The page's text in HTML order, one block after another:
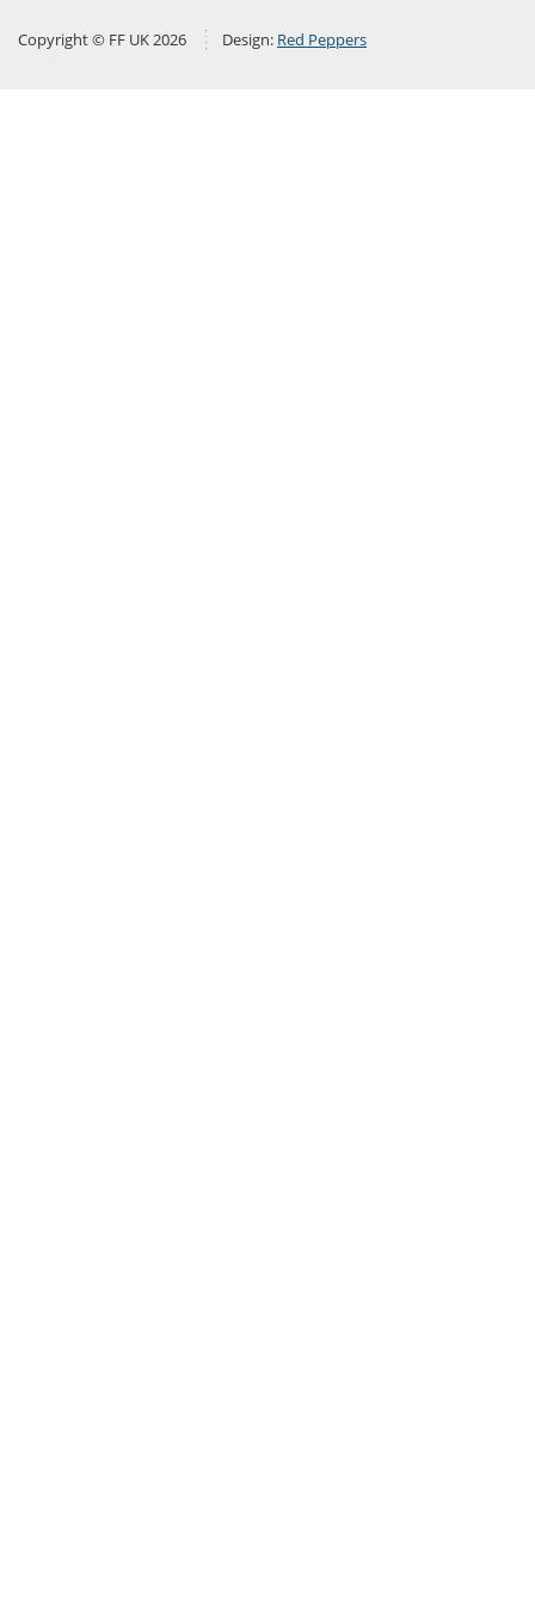
Copyright © FF UK 2026 Design: Red Peppers